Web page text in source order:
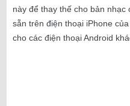
này để thay thế cho bản
sẵn trên điện thoại iPhone
cho các điện thoại Android